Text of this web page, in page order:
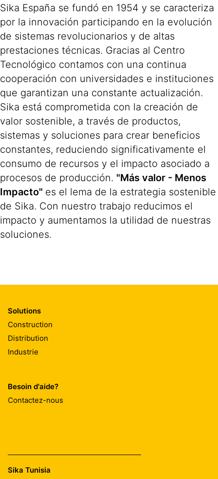
Sika España se fundó en 1954 y se caracteriza
por la innovación participando en la evolución
de sistemas revolucionarios y de altas
prestaciones técnicas. Gracias al Centro
Tecnológico contamos con una continua
cooperación con universidades e instituciones
que garantizan una constante actualización.
Sika está comprometida con la creación de
valor sostenible, a través de productos,
sistemas y soluciones para crear beneficios
constantes, reduciendo significativamente el
consumo de recursos y el impacto asociado a
procesos de producción. "Más valor - Menos
Impacto" es el lema de la estrategia sostenible
de Sika. Con nuestro trabajo reducimos el
impacto y aumentamos la utilidad de nuestras
soluciones.
Solutions
Construction
Distribution
Industrie
Besoin d'aide?
Contactez-nous
Sika Tunisia